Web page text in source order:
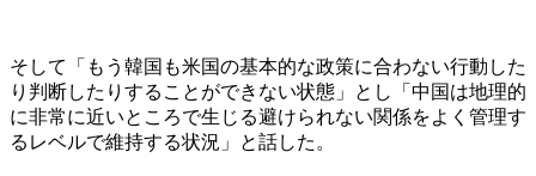
そして「もう韓国も米国の基本的な政策に合わない行動した
り判断したりすることができない状態」とし「中国は地理的
に非常に近いところで生じる避けられない関係をよく管理す
るレベルで維持する状況」と話した。